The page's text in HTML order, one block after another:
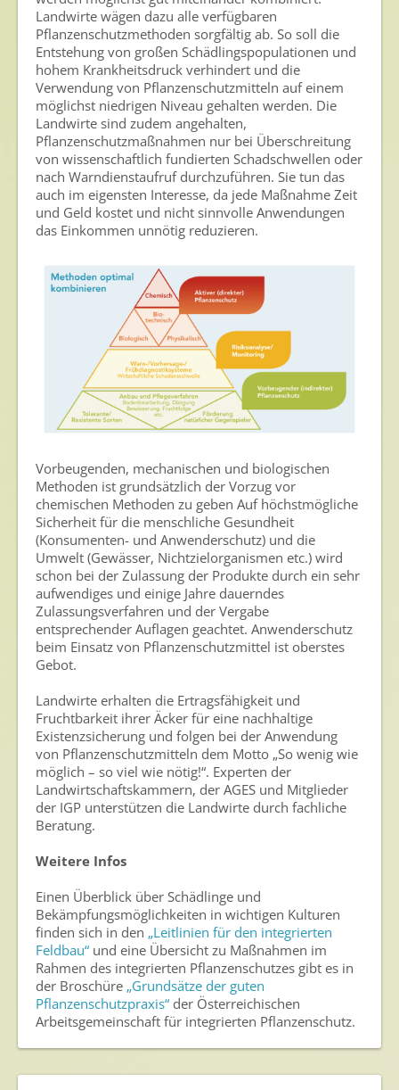
Landwirte wägen dazu alle verfügbaren
Pflanzenschutzmethoden sorgfältig ab. So soll die
Entstehung von großen Schädlingspopulationen und
hohem Krankheitsdruck verhindert und die
Verwendung von Pflanzenschutzmitteln auf einem
möglichst niedrigen Niveau gehalten werden. Die
Landwirte sind zudem angehalten,
Pflanzenschutzmaßnahmen nur bei Überschreitung
von wissenschaftlich fundierten Schadschwellen oder
nach Warndienstaufruf durchzuführen. Sie tun das
auch im eigensten Interesse, da jede Maßnahme Zeit
und Geld kostet und nicht sinnvolle Anwendungen
das Einkommen unnötig reduzieren.
Vorbeugenden, mechanischen und biologischen
Methoden ist grundsätzlich der Vorzug vor
chemischen Methoden zu geben Auf höchstmögliche
Sicherheit für die menschliche Gesundheit
(Konsumenten- und Anwenderschutz) und die
Umwelt (Gewässer, Nichtzielorganismen etc.) wird
schon bei der Zulassung der Produkte durch ein sehr
aufwendiges und einige Jahre dauerndes
Zulassungsverfahren und der Vergabe
entsprechender Auflagen geachtet. Anwenderschutz
beim Einsatz von Pflanzenschutzmittel ist oberstes
Gebot.
Landwirte erhalten die Ertragsfähigkeit und
Fruchtbarkeit ihrer Äcker für eine nachhaltige
Existenzsicherung und folgen bei der Anwendung
von Pflanzenschutzmitteln dem Motto „So wenig wie
möglich – so viel wie nötig!“. Experten der
Landwirtschaftskammern, der AGES und Mitglieder
der IGP unterstützen die Landwirte durch fachliche
Beratung.
Weitere Infos
Einen Überblick über Schädlinge und
Bekämpfungsmöglichkeiten in wichtigen Kulturen
finden sich in den „Leitlinien für den integrierten
Feldbau“ und eine Übersicht zu Maßnahmen im
Rahmen des integrierten Pflanzenschutzes gibt es in
der Broschüre „Grundsätze der guten
Pflanzenschutzpraxis“ der Österreichischen
Arbeitsgemeinschaft für integrierten Pflanzenschutz.